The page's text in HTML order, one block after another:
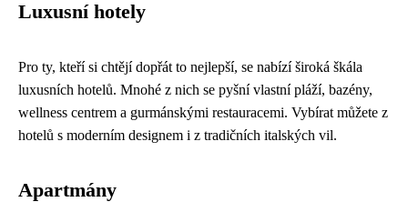
Luxusní hotely
Pro ty, kteří si chtějí dopřát to nejlepší, se nabízí široká škála
luxusních hotelů. Mnohé z nich se pyšní vlastní pláží, bazény,
wellness centrem a gurmánskými restauracemi. Vybírat můžete z
hotelů s moderním designem i z tradičních italských vil.
Apartmány